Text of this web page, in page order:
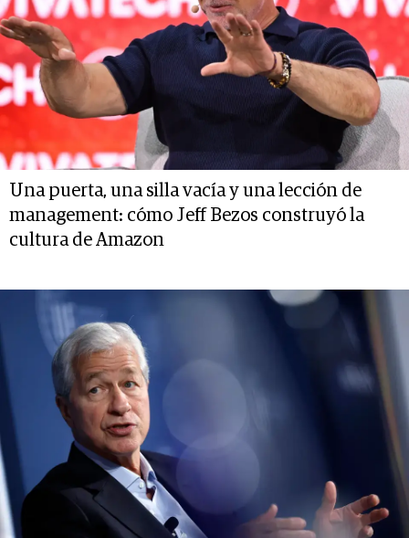
Una puerta, una silla vacía y una lección de
management: cómo Jeff Bezos construyó la
cultura de Amazon